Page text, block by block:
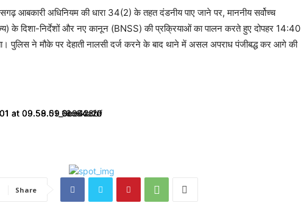
आबकारी अधिनियम की धारा 34(2) के तहत दंडनीय पाए जाने पर, माननीय सर्वोच्च
के दिशा-निर्देशों और नए कानून (BNSS) की प्रक्रियाओं का पालन करते हुए दोपहर 14:40
पुलिस ने मौके पर देहाती नालसी दर्ज करने के बाद थाने में असल अपराध पंजीबद्ध कर आगे की
Share